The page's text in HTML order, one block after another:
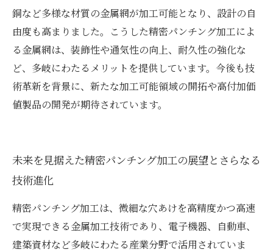
銅など多様な材質の金属網が加工可能となり、設計の自
由度も高まりました。こうした精密パンチング加工によ
る金属網は、装飾性や通気性の向上、耐久性の強化な
ど、多岐にわたるメリットを提供しています。今後も技
術革新を背景に、新たな加工可能領域の開拓や高付加価
値製品の開発が期待されています。
未来を見据えた精密パンチング加工の展望とさらなる
技術進化
精密パンチング加工は、微細な穴あけを高精度かつ高速
で実現できる金属加工技術であり、電子機器、自動車、
建築資材など多岐にわたる産業分野で活用されていま